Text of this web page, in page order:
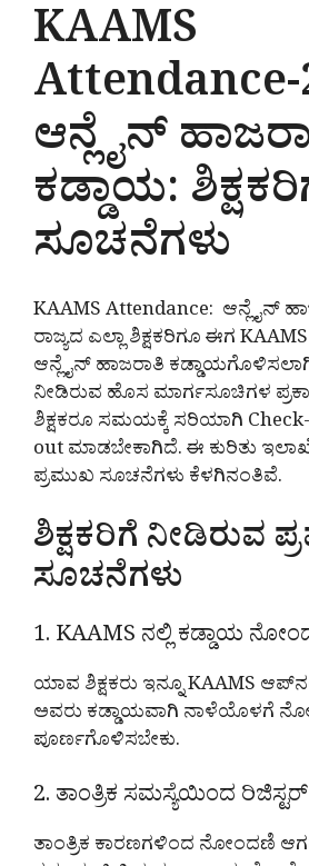
KAAMS
Attendance-
ಆನ್ಲೈನ್
ಕಡ್ಡಾಯ:
ಸೂಚನೆಗಳು
KAAMS Attendance: ಆನ್ಲೈನ್
ರಾಜ್ಯದ ಎಲ್ಲಾ ಶಿಕ್ಷಕರಿಗೂ ಈಗ
ಆನ್ಲೈನ್ ಹಾಜರಾತಿ
ನೀಡಿರುವ ಹೊಸ ಮಾರ್ಗಸೂಚಿಗಳ
ಶಿಕ್ಷಕರೂ ಸಮಯಕ್ಕೆ ಸರಿಯಾಗಿ
out ಮಾಡಬೇಕಾಗಿದೆ. ಈ ಕುರಿತು
ಪ್ರಮುಖ ಸೂಚನೆಗಳು ಕೆಳಗಿನಂತಿವೆ.
ಶಿಕ್ಷಕರಿಗೆ ನೀಡಿರುವ
ಸೂಚನೆಗಳು
1. KAAMS ನಲ್ಲಿ ಕಡ್ಡಾಯ
ಯಾವ ಶಿಕ್ಷಕರು ಇನ್ನೂ KAAMS
ಅವರು ಕಡ್ಡಾಯವಾಗಿ ನಾಳೆಯೊಳಗೆ
ಪೂರ್ಣಗೊಳಿಸಬೇಕು.
2. ತಾಂತ್ರಿಕ ಸಮಸ್ಯೆಯಿಂದ
ತಾಂತ್ರಿಕ ಕಾರಣಗಳಿಂದ ನೋಂದಣಿ